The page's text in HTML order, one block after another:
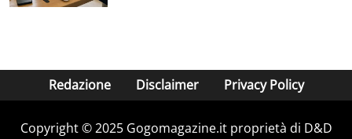
Redazione Disclaimer Privacy Policy
Copyright © 2025 Gogomagazine.it proprietà di D&D